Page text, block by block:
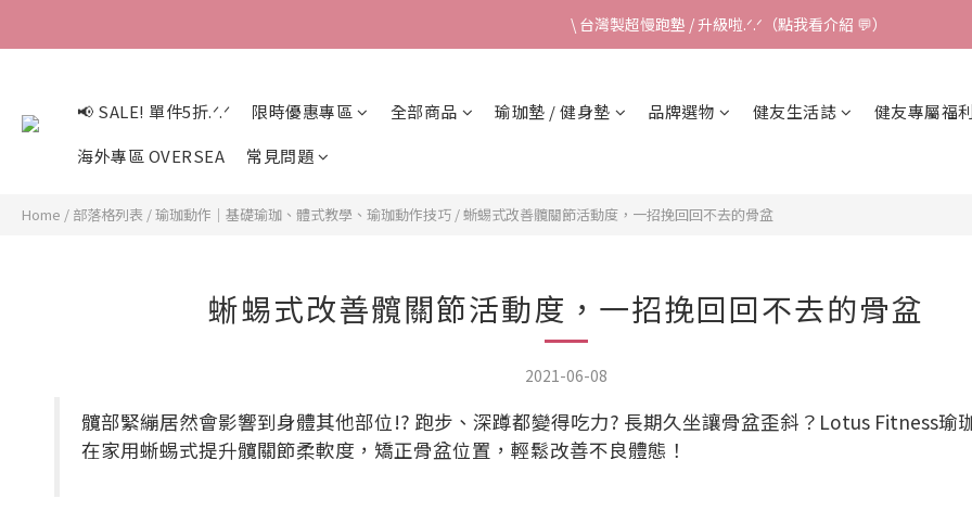
\ 台灣製超慢跑墊 / 升級啦.ᐟ.ᐟ（點我看介紹 💬）
\ 台灣製超慢跑墊 / 升級啦.ᐟ.ᐟ（點我看介紹 💬）
\ 台灣製超慢跑墊 / 升級啦.ᐟ.ᐟ（點我看介紹 💬）
📢 SALE! 單件5折.ᐟ.ᐟ 限時優惠專區 全部商品 瑜珈墊 / 健身墊 品牌選物 健友生活誌
健友專屬福利
海外專區 OVERSEA
常見問題
Home / 部落格列表 /瑜珈動作｜基礎瑜珈、體式教學、瑜珈動作技巧 /蜥蜴式改善髖關節活動度，一招挽回回不去的骨盆
蜥蜴式改善髖關節活動度，一招挽回回不去的骨盆
2021-06-08
髖部緊繃居然會影響到身體其他部位!? 跑步、深蹲都變得吃力? 長期久坐讓骨盆歪斜？Lotus Fitness瑜
在家用蜥蜴式提升髖關節柔軟度，矯正骨盆位置，輕鬆改善不良體態！